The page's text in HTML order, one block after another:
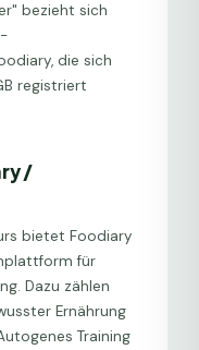
bezieht sich
die sich
registriert
/
bietet Foodiary
für
Dazu zählen
Ernährung
Training